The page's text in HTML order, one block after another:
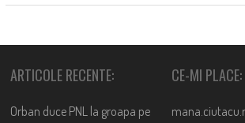
ARTICOLE RECENTE:
Orban duce PNL la groapa pe
CE-MI PLACE: